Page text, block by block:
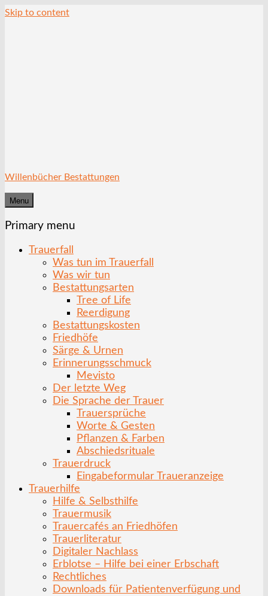
Skip to content
Willenbücher Bestattungen
Menu
Primary menu
Trauerfall
Was tun im Trauerfall
Was wir tun
Bestattungsarten
Tree of Life
Reerdigung
Bestattungskosten
Friedhöfe
Särge & Urnen
Erinnerungsschmuck
Mevisto
Der letzte Weg
Die Sprache der Trauer
Trauersprüche
Worte & Gesten
Pflanzen & Farben
Abschiedsrituale
Trauerdruck
Eingabeformular Traueranzeige
Trauerhilfe
Hilfe & Selbsthilfe
Trauermusik
Trauercafés an Friedhöfen
Trauerliteratur
Digitaler Nachlass
Erblotse – Hilfe bei einer Erbschaft
Rechtliches
Downloads für Patientenverfügung und